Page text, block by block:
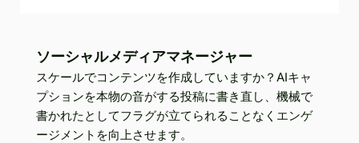
ソーシャルメディアマネージャー
スケールでコンテンツを作成していますか？AIキャ
プションを本物の音がする投稿に書き直し、機械で
書かれたとしてフラグが立てられることなくエンゲ
ージメントを向上させます。